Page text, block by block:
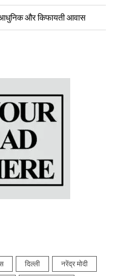
आधुनिक और किफायती आवास
दिल्ली नरेंद्र मोदी